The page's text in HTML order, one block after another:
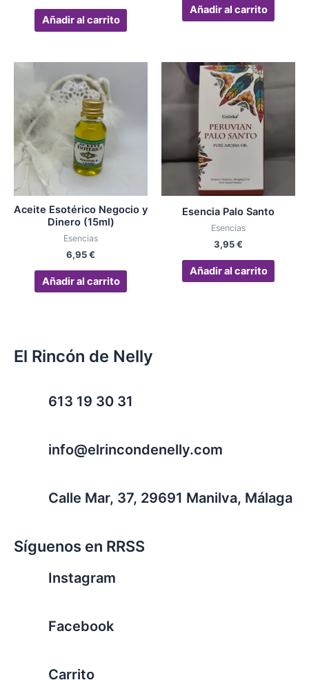
Añadir al carrito
Añadir al carrito
Aceite Esotérico Negocio y
Dinero (15ml)
Esencias
6,95€
Añadir al carrito
Esencia Palo Santo
Esencias
3,95€
Añadir al carrito
El Rincón de Nelly
613 19 30 31
info@elrincondenelly.com
Calle Mar, 37, 29691 Manilva, Málaga
Síguenos en RRSS
Instagram
Facebook
Carrito